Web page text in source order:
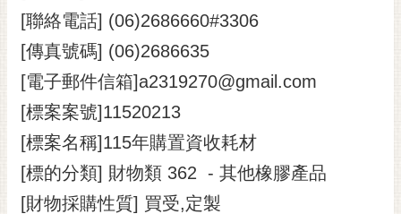
祭
網
站
導
覽
訂
閱
RSS
[聯絡電話] (06)2686660#3306
[傳真號碼] (06)2686635
[電子郵件信箱]a2319270@gmail.com
[標案案號]11520213
[標案名稱]115年購置資收耗材
[標的分類] 財物類 362 - 其他橡膠產品
[財物採購性質] 買受,定製